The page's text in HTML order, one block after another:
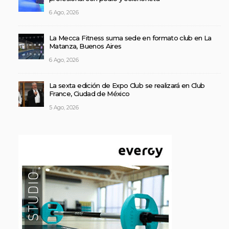
6 Ago, 2026
La Mecca Fitness suma sede en formato club en La
Matanza, Buenos Aires
6 Ago, 2026
La sexta edición de Expo Club se realizará en Club
France, Ciudad de México
5 Ago, 2026